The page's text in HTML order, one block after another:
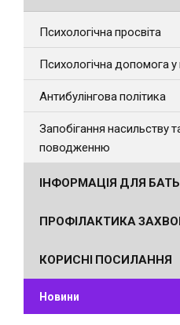
Психологічна просвіта
Психологічна допомога у
Антибулінгова політика
Запобігання насильству
поводженню
ІНФОРМАЦІЯ ДЛЯ
ПРОФІЛАКТИКА
КОРИСНІ ПОСИЛАННЯ
Новини